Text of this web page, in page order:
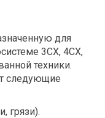
для
3СХ, 4СХ,
техники.
следующие
грязи).